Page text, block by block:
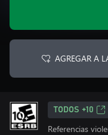
AGREGAR A
TODOS +10
Referencias